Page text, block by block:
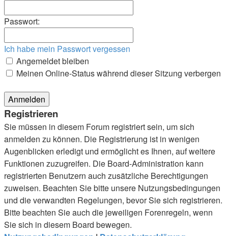
Passwort:
Ich habe mein Passwort vergessen
Angemeldet bleiben
Meinen Online-Status während dieser Sitzung verbergen
Registrieren
Sie müssen in diesem Forum registriert sein, um sich
anmelden zu können. Die Registrierung ist in wenigen
Augenblicken erledigt und ermöglicht es Ihnen, auf weitere
Funktionen zuzugreifen. Die Board-Administration kann
registrierten Benutzern auch zusätzliche Berechtigungen
zuweisen. Beachten Sie bitte unsere Nutzungsbedingungen
und die verwandten Regelungen, bevor Sie sich registrieren.
Bitte beachten Sie auch die jeweiligen Forenregeln, wenn
Sie sich in diesem Board bewegen.